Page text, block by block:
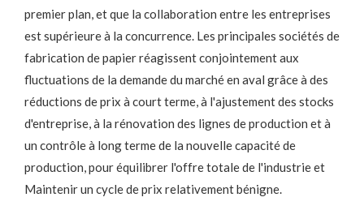
premier plan, et que la collaboration entre les entreprises
est supérieure à la concurrence. Les principales sociétés de
fabrication de papier réagissent conjointement aux
fluctuations de la demande du marché en aval grâce à des
réductions de prix à court terme, à l'ajustement des stocks
d'entreprise, à la rénovation des lignes de production et à
un contrôle à long terme de la nouvelle capacité de
production, pour équilibrer l'offre totale de l'industrie et
Maintenir un cycle de prix relativement bénigne.